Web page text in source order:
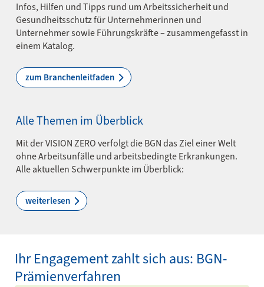
Infos, Hilfen und Tipps rund um Arbeitssicherheit und
Gesundheitsschutz für Unternehmerinnen und
Unternehmer sowie Führungskräfte – zusammengefasst in
einem Katalog.
zum Branchenleitfaden
Alle Themen im Überblick
Mit der VISION ZERO verfolgt die BGN das Ziel einer Welt
ohne Arbeitsunfälle und arbeitsbedingte Erkrankungen.
Alle aktuellen Schwerpunkte im Überblick:
weiterlesen
Ihr Engagement zahlt sich aus: BGN-
Prämienverfahren